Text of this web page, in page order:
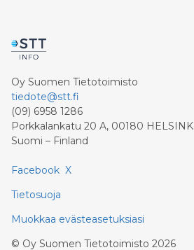
Oy Suomen Tietotoimisto
tiedote@stt.fi
(09) 6958 1286
Porkkalankatu 20 A, 00180 HELSINKI
Suomi – Finland
Facebook X
Tietosuoja
Muokkaa evästeasetuksiasi
© Oy Suomen Tietotoimisto 2026